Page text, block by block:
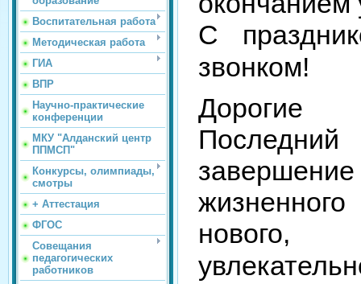
Воспитательная работа
Методическая работа
ГИА
ВПР
Научно-практические
конференции
МКУ "Алданский центр
ППМСП"
Конкурсы, олимпиады,
смотры
+ Аттестация
ФГОС
Совещания
педагогических
работников
С
звонком! ⠀